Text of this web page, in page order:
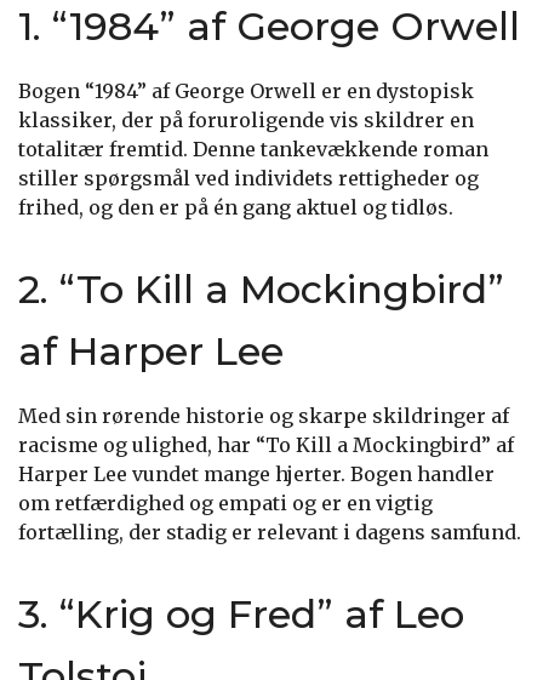
1. “1984” af George Orwell
Bogen “1984” af George Orwell er en dystopisk
klassiker, der på foruroligende vis skildrer en
totalitær fremtid. Denne tankevækkende roman
stiller spørgsmål ved individets rettigheder og
frihed, og den er på én gang aktuel og tidløs.
2. “To Kill a Mockingbird”
af Harper Lee
Med sin rørende historie og skarpe skildringer af
racisme og ulighed, har “To Kill a Mockingbird” af
Harper Lee vundet mange hjerter. Bogen handler
om retfærdighed og empati og er en vigtig
fortælling, der stadig er relevant i dagens samfund.
3. “Krig og Fred” af Leo